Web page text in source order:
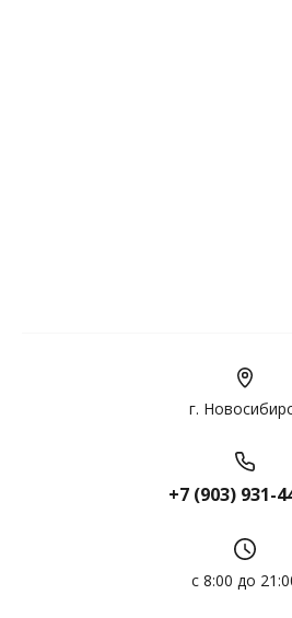
г.
+7 (903) 931-
с 8:00 до